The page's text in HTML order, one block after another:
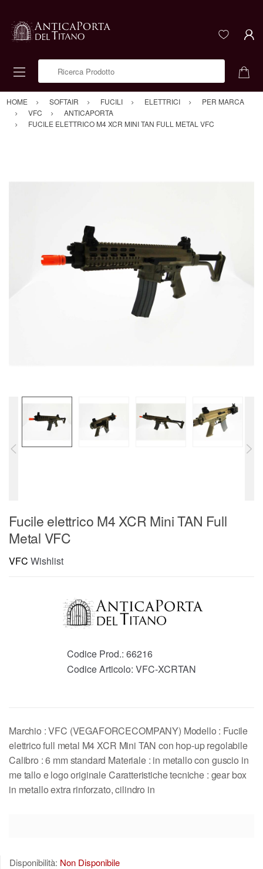
HOME SOFTAIR FUCILI ELETTRICI
PER MARCA
VFC
ANTICAPORTA
FUCILE ELETTRICO M4 XCR MINI TAN FULL METAL VFC
Fucile elettrico M4 XCR Mini TAN Full
Metal VFC
VFC Wishlist
Codice Prod.: 66216
Codice Articolo: VFC-XCRTAN
Marchio : VFC (VEGAFORCECOMPANY) Modello : Fucile
elettrico full metal M4 XCR Mini TAN con hop-up regolabile
Calibro : 6 mm standard Materiale : in metallo con guscio in
me tallo e logo originale Caratteristiche tecniche : gear box
in metallo extra rinforzato, cilindro in
Disponibilità: Non Disponibile